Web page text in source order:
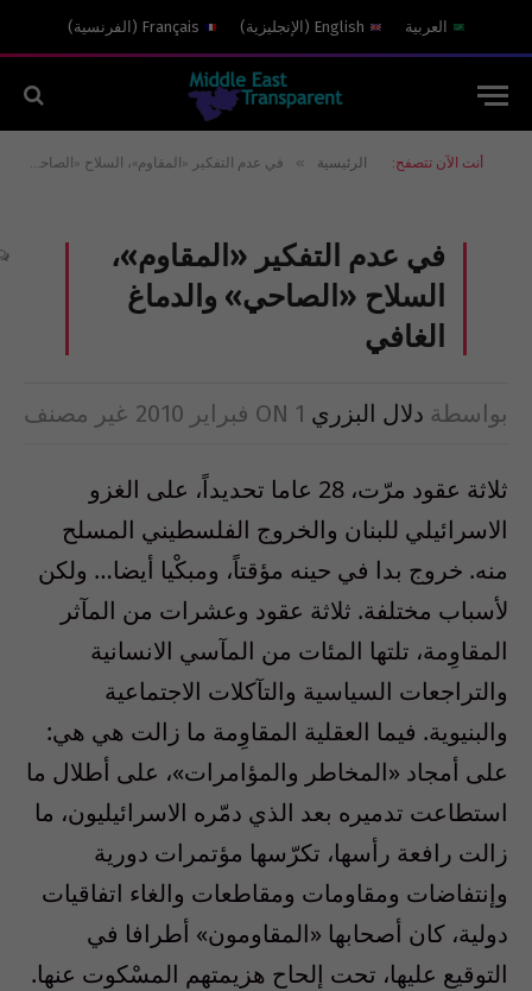
العربية English
( الإنجليزية)
Français
( الفرنسية)
أنت الآن تتصفح: الرئيسية » في عدم التفكير «المقاوم»، السلاح «الصاحي» والدماغ الغافي
في عدم التفكير «المقاوم»،
السلاح «الصاحي» والدماغ
الغافي
بواسطة دلال البزري ON 1 فبراير 2010 غير مصنف
ثلاثة عقود مرّت، 28 عاما تحديداً، على الغزو
الاسرائيلي للبنان والخروج الفلسطيني المسلح
منه. خروج بدا في حينه مؤقتاً، ومبكْيا أيضا… ولكن
لأسباب مختلفة. ثلاثة عقود وعشرات من المآثر
المقاوِمة، تلتها المئات من المآسي الانسانية
والتراجعات السياسية والتآكلات الاجتماعية
والبنيوية. فيما العقلية المقاوِمة ما زالت هي هي:
على أمجاد «المخاطر والمؤامرات»، على أطلال ما
استطاعت تدميره بعد الذي دمّره الاسرائيليون، ما
زالت رافعة رأسها، تكرّسها مؤتمرات دورية
وإنتفاضات ومقاومات ومقاطعات والغاء اتفاقيات
دولية، كان أصحابها «المقاومون» أطرافا في
التوقيع عليها، تحت إلحاح هزيمتهم المسْكوت عنها.